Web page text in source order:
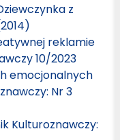
z
reklamie
10/2023
emocjonalnych
Nr 3
Kulturoznawczy: